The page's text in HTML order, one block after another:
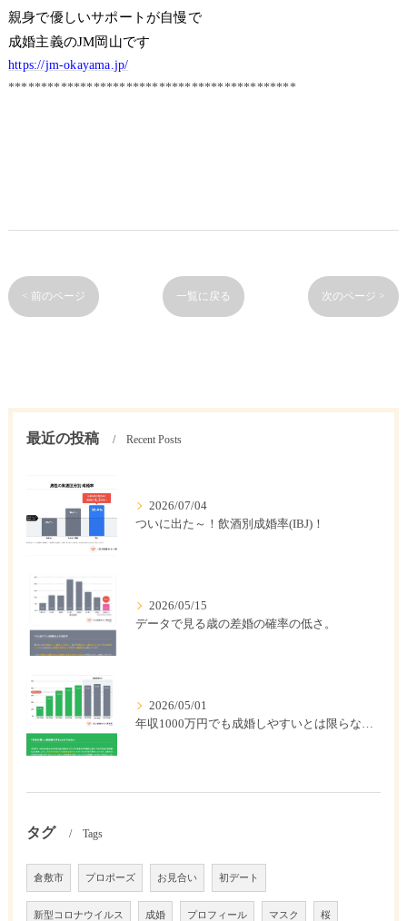
親身で優しいサポートが自慢で
成婚主義のJM岡山です
https://jm-okayama.jp/
********************************************
< 前のページ 一覧に戻る 次のページ >
最近の投稿 Recent Posts
2026/07/04
ついに出た～！飲酒別成婚率(IBJ)！
2026/05/15
データで見る歳の差婚の確率の低さ。
2026/05/01
年収1000万円でも成婚しやすいとは限らない? 「年収帯別の成婚率」のリアル
タグ Tags
倉敷市 プロポーズ お見合い 初デート
新型コロナウイルス 成婚 プロフィール マスク 桜